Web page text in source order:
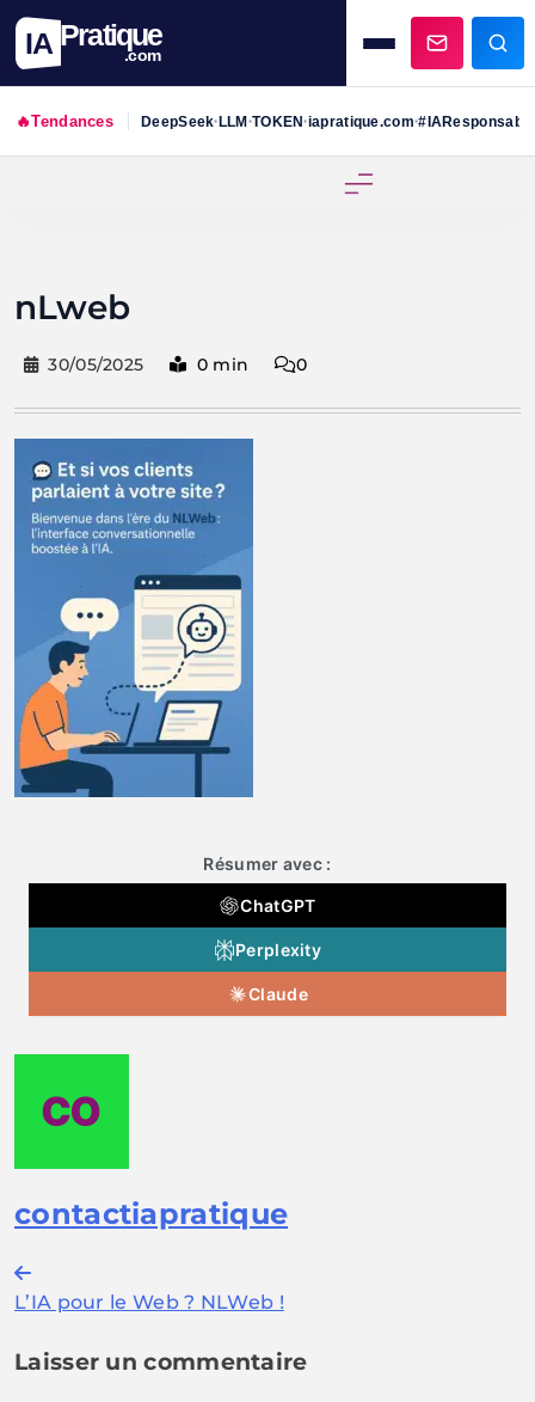
IA Pratique
.com
🔥Tendances DeepSeek•LLM•TOKEN•iapratique.com•#IAResponsable
nLweb
30/05/2025 0 min 0
Résumer avec :
ChatGPT
Perplexity
Claude
contactiapratique
Navigation
de
l’article
L’IA pour le Web ? NLWeb !
Laisser un commentaire